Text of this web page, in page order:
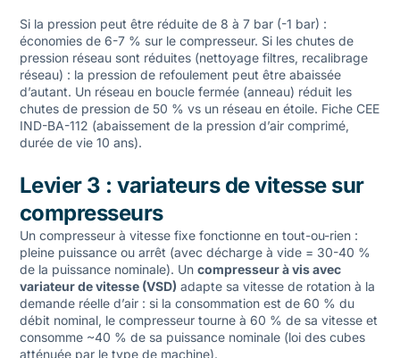
Si la pression peut être réduite de 8 à 7 bar (-1 bar) :
économies de 6-7 % sur le compresseur. Si les chutes de
pression réseau sont réduites (nettoyage filtres, recalibrage
réseau) : la pression de refoulement peut être abaissée
d’autant. Un réseau en boucle fermée (anneau) réduit les
chutes de pression de 50 % vs un réseau en étoile. Fiche CEE
IND-BA-112 (abaissement de la pression d’air comprimé,
durée de vie 10 ans).
Levier 3 : variateurs de vitesse sur
compresseurs
Un compresseur à vitesse fixe fonctionne en tout-ou-rien :
pleine puissance ou arrêt (avec décharge à vide = 30-40 %
de la puissance nominale). Un compresseur à vis avec
variateur de vitesse (VSD) adapte sa vitesse de rotation à la
demande réelle d’air : si la consommation est de 60 % du
débit nominal, le compresseur tourne à 60 % de sa vitesse et
consomme ~40 % de sa puissance nominale (loi des cubes
atténuée par le type de machine).